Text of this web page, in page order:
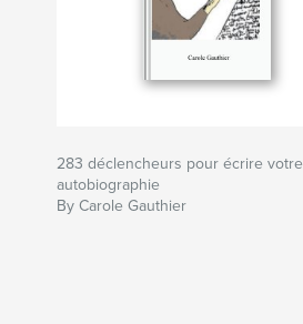
283 déclencheurs pour écrire votre
autobiographie
By Carole Gauthier